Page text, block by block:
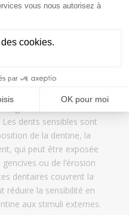
prendre soin de leurs
bucco-dentaire
facettes.
également aider à
dents sensibles sont
de la dentine, la
qui peut être exposée
ou de l’érosion
dentaires couvrent la
réduire la sensibilité en
aux stimuli externes.